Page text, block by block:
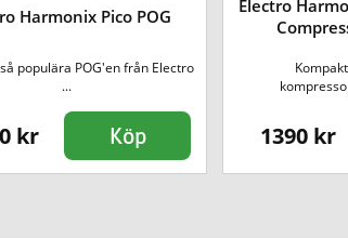
Harmonix Pico POG
populära POG'en från Electro
...
kr Köp
Electro
1390 kr